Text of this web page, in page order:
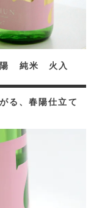
る、春陽仕立て
純米 火入